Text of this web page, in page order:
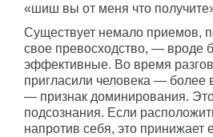
«шиш вы от меня что
Существует немало приемов,
свое превосходство, — вроде
эффективные. Во время
пригласили человека — более
— признак доминирования.
подсознания. Если
напротив себя, это принижает